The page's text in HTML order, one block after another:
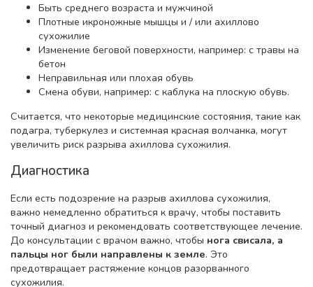
Быть среднего возраста и мужчиной
Плотные икроножные мышцы и / или ахиллово
сухожилие
Изменение беговой поверхности, например: с травы на
бетон
Неправильная или плохая обувь
Смена обуви, например: с каблука на плоскую обувь.
Считается, что некоторые медицинские состояния, такие как
подагра, туберкулез и системная красная волчанка, могут
увеличить риск разрыва ахиллова сухожилия.
Диагностика
Если есть подозрение на разрыв ахиллова сухожилия,
важно немедленно обратиться к врачу, чтобы поставить
точный диагноз и рекомендовать соответствующее лечение.
До консультации с врачом важно, чтобы нога свисала, а
пальцы ног были направлены к земле. Это
предотвращает растяжение концов разорванного
сухожилия.